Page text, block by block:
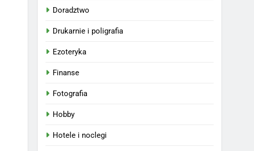
Doradztwo
Drukarnie i poligrafia
Ezoteryka
Finanse
Fotografia
Hobby
Hotele i noclegi